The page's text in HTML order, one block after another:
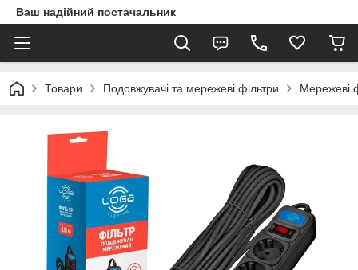
Ваш надійний постачальник
Товари Подовжувачі та мережеві фільтри Мережеві